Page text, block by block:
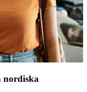
nordiska